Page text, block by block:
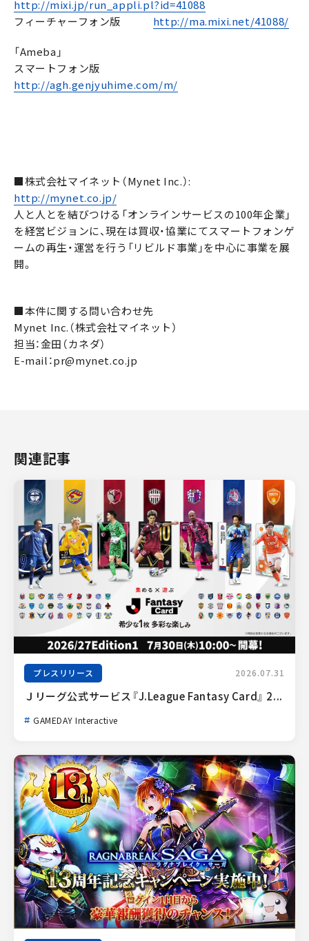
http://mixi.jp/run_appli.pl?id=41088
フィーチャーフォン版 http://ma.mixi.net/41088/
「Ameba」
スマートフォン版
http://agh.genjyuhime.com/m/
■株式会社マイネット（Mynet Inc.）:
http://mynet.co.jp/
人と人とを結びつける「オンラインサービスの100年企業」
を経営ビジョンに、現在は買収・協業にてスマートフォンゲ
ームの再生・運営を行う「リビルド事業」を中心に事業を展
開。
■本件に関する問い合わせ先
Mynet Inc.（株式会社マイネット）
担当：金田（カネダ）
E-mail：pr@mynet.co.jp
関連記事
プレスリリース 2026.07.31
Ｊリーグ公式サービス『J.League Fantasy Card』 2...
GAMEDAY Interactive